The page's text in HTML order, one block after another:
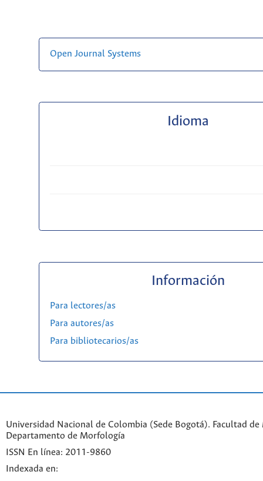
Open Journal Systems
Idioma
Información
Para lectores/as
Para autores/as
Para bibliotecarios/as
Universidad Nacional de Colombia (Sede Bogotá). Facultad de
Departamento de Morfología
ISSN En línea: 2011-9860
Indexada en: